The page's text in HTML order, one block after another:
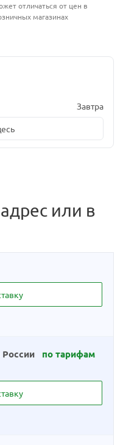
отличаться от цен в
магазинах
Завтра
или в
по тарифам